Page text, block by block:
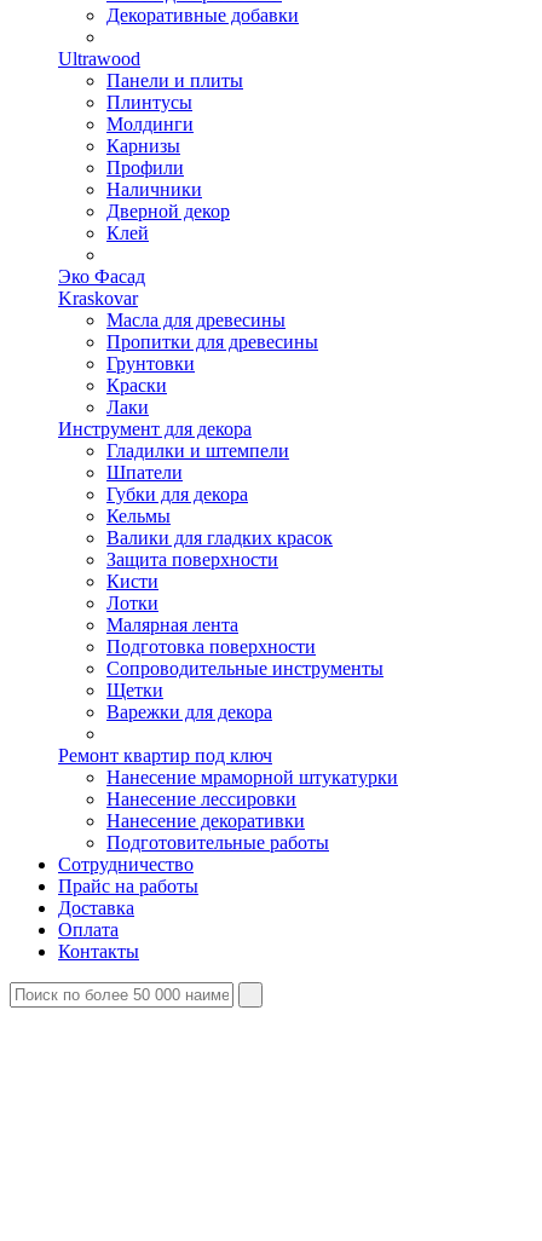
Декоративные добавки
Ultrawood
Панели и плиты
Плинтусы
Молдинги
Карнизы
Профили
Наличники
Дверной декор
Клей
Эко Фасад
Kraskovar
Масла для древесины
Пропитки для древесины
Грунтовки
Краски
Лаки
Инструмент для декора
Гладилки и штемпели
Шпатели
Губки для декора
Кельмы
Валики для гладких красок
Защита поверхности
Кисти
Лотки
Малярная лента
Подготовка поверхности
Сопроводительные инструменты
Щетки
Варежки для декора
Ремонт квартир под ключ
Нанесение мраморной штукатурки
Нанесение лессировки
Нанесение декоративки
Подготовительные работы
Сотрудничество
Прайс на работы
Доставка
Оплата
Контакты